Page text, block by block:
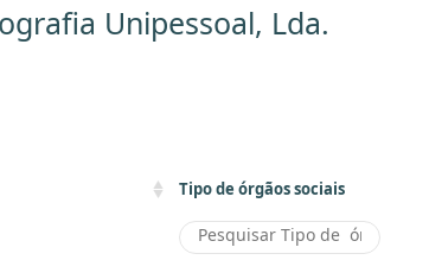
Unipessoal, Lda.
Tipo de órgãos sociais